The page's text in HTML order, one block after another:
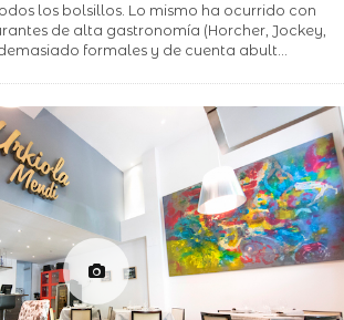
los bolsillos. Lo mismo ha ocurrido con
de alta gastronomía (Horcher, Jockey,
formales y de cuenta abult